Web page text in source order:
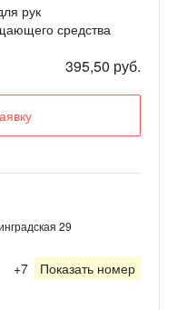
рук
средства
395,50 руб.
29
+7 Показать номер